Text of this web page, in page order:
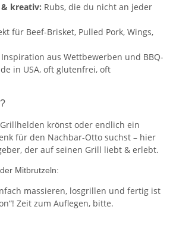
kreativ: Rubs, die du nicht an jeder
für Beef-Brisket, Pulled Pork, Wings,
Inspiration aus Wettbewerben und BBQ-
in USA, oft glutenfrei, oft
krönst oder endlich ein
für den Nachbar-Otto suchst – hier
der auf seinen Grill liebt & erlebt.
Mitbrutzeln:
massieren, losgrillen und fertig ist
Zeit zum Auflegen, bitte.